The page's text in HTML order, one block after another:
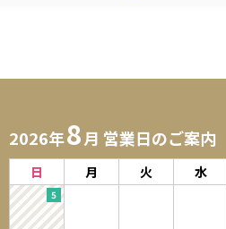
2026年8月 営業日のご案内
日 月 火 水